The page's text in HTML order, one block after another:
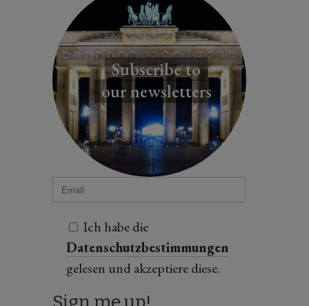
Subscribe to
our newsletters
Ich habe die
Datenschutzbestimmungen
gelesen und akzeptiere diese.